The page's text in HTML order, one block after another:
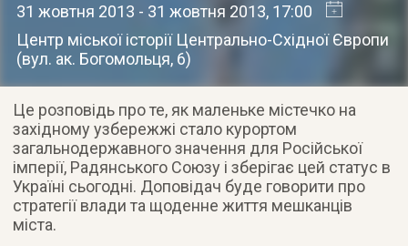
31 жовтня 2013 - 31 жовтня 2013, 17:00
Центр міської історії Центрально-Східної Європи
(вул. ак. Богомольця, 6)
Це розповідь про те, як маленьке містечко на
західному узбережжі стало курортом
загальнодержавного значення для Російської
імперії, Радянського Союзу і зберігає цей статус в
Україні сьогодні. Доповідач буде говорити про
стратегії влади та щоденне життя мешканців
міста.